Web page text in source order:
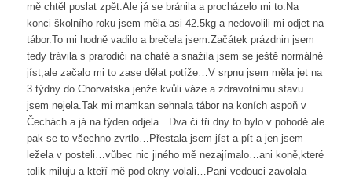
mě chtěl poslat zpět.Ale já se bránila a procházelo mi to.Na
konci školního roku jsem měla asi 42.5kg a nedovolili mi odjet na
tábor.To mi hodně vadilo a brečela jsem.Začátek prázdnin jsem
tedy trávila s prarodiči na chatě a snažila jsem se ještě normálně
jíst,ale začalo mi to zase dělat potíže…V srpnu jsem měla jet na
3 týdny do Chorvatska jenže kvůli váze a zdravotnímu stavu
jsem nejela.Tak mi mamkan sehnala tábor na koních aspoň v
Čechách a já na týden odjela…Dva či tři dny to bylo v pohodě ale
pak se to všechno zvrtlo…Přestala jsem jíst a pít a jen jsem
ležela v posteli…vůbec nic jiného mě nezajímalo…ani koně,které
tolik miluju a kteří mě pod okny volali…Pani vedouci zavolala